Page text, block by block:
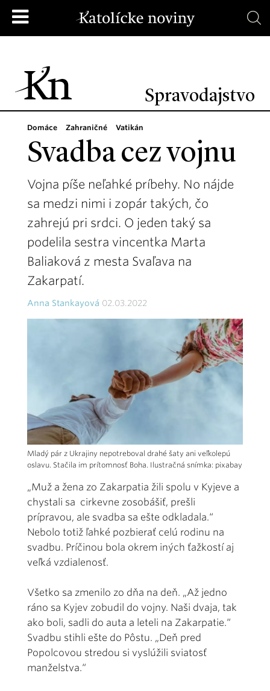
Spravodajstvo
Domáce Zahraničné Vatikán
Svadba cez vojnu
Vojna píše neľahké príbehy. No nájde
sa medzi nimi i zopár takých, čo
zahrejú pri srdci. O jeden taký sa
podelila sestra vincentka Marta
Baliaková z mesta Svaľava na
Zakarpatí.
Anna Stankayová 02.03.2022
Mladý pár z Ukrajiny nepotreboval drahé šaty ani veľkolepú
oslavu. Stačila im prítomnosť Boha. Ilustračná snímka: pixabay
„Muž a žena zo Zakarpatia žili spolu v Kyjeve a
chystali sa cirkevne zosobášiť, prešli
prípravou, ale svadba sa ešte odkladala.“
Nebolo totiž ľahké pozbierať celú rodinu na
svadbu. Príčinou bola okrem iných ťažkostí aj
veľká vzdialenosť.
Všetko sa zmenilo zo dňa na deň. „Až jedno
ráno sa Kyjev zobudil do vojny. Naši dvaja, tak
ako boli, sadli do auta a leteli na Zakarpatie.“
Svadbu stihli ešte do Pôstu. „Deň pred
Popolcovou stredou si vyslúžili sviatosť
manželstva.“